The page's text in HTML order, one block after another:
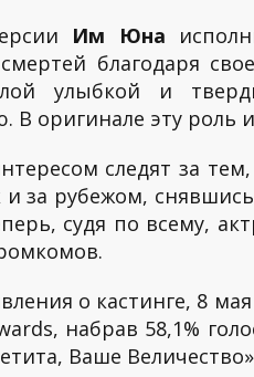
Им Юна
благодаря
улыбкой и
В оригинале эту роль
следят за
и за рубежом,
судя по всему,
о кастинге, 8 мая
набрав 58,1%
Ваше